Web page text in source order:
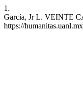
1.
García, Jr L. VEINTE
https://